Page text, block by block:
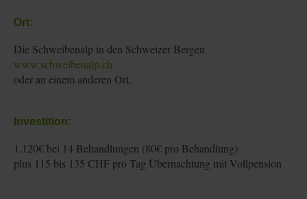
Ort:
Die Schweibenalp in den Schweizer Bergen
www.schweibenalp.ch
oder an einem anderen Ort.
Investition:
1.120€ bei 14 Behandlungen (80€ pro Behandlung)
plus 115 bis 135 CHF pro Tag Übernachtung mit Vollpension